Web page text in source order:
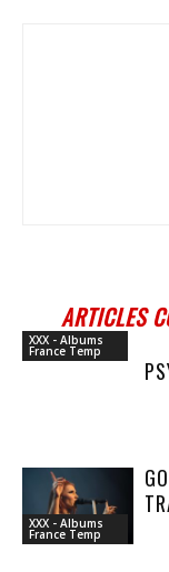
ARTICLES
XXX - Albums
France Temp
XXX - Albums
France Temp